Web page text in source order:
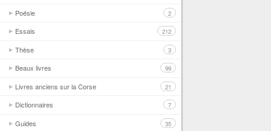
Poésie 2
Essais 212
Thèse 3
Beaux livres 99
Livres anciens sur la Corse 21
Dictionnaires 7
Guides 35